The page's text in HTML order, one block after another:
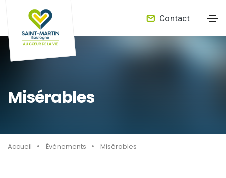
Contact
Misérables
Accueil Évènements Misérables